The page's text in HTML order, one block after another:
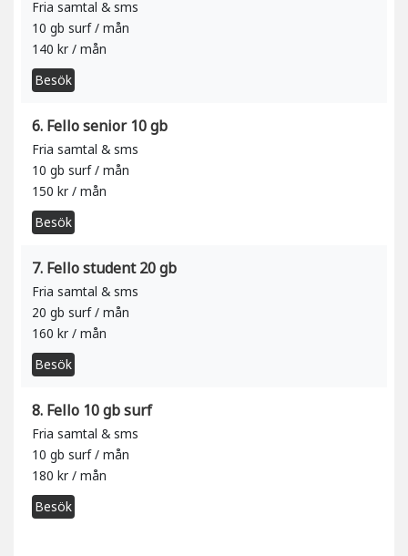
Fria samtal & sms
10 gb surf / mån
140 kr / mån
Besök
6. Fello senior 10 gb
Fria samtal & sms
10 gb surf / mån
150 kr / mån
Besök
7. Fello student 20 gb
Fria samtal & sms
20 gb surf / mån
160 kr / mån
Besök
8. Fello 10 gb surf
Fria samtal & sms
10 gb surf / mån
180 kr / mån
Besök